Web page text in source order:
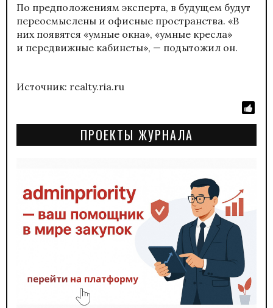
По предположениям эксперта, в будущем будут
переосмыслены и офисные пространства. «В
них появятся «умные окна», «умные кресла»
и передвижные кабинеты», — подытожил он.
Источник: realty.ria.ru
ПРОЕКТЫ ЖУРНАЛА